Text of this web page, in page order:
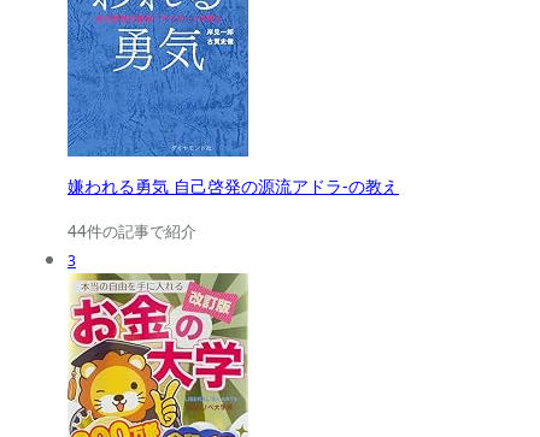
嫌われる勇気 自己啓発の源流アドラ-の教え
44件の記事で紹介
3